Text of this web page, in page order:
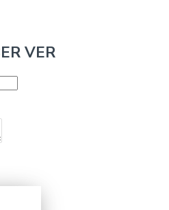
VER